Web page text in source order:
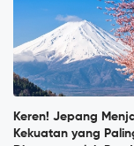
Keren! Jepang
Kekuatan yang